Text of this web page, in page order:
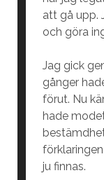
att gå upp.
och göra
Jag gick
gånger
förut. Nu
hade
ju finnas.